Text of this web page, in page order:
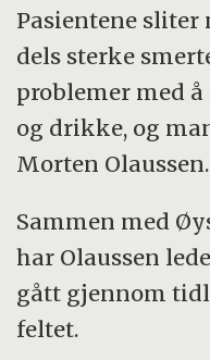
Pasientene
dels sterke
problemer med
og drikke, og
Morten Olaussen.
Sammen med
har Olaussen
gått gjennom
feltet.